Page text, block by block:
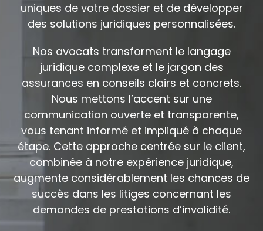
uniques de votre dossier et de développer
des solutions juridiques personnalisées.
Nos avocats transforment le langage
juridique complexe et le jargon des
assurances en conseils clairs et concrets.
Nous mettons l’accent sur une
communication ouverte et transparente,
vous tenant informé et impliqué à chaque
étape. Cette approche centrée sur le client,
combinée à notre expérience juridique,
augmente considérablement les chances de
succès dans les litiges concernant les
demandes de prestations d’invalidité.